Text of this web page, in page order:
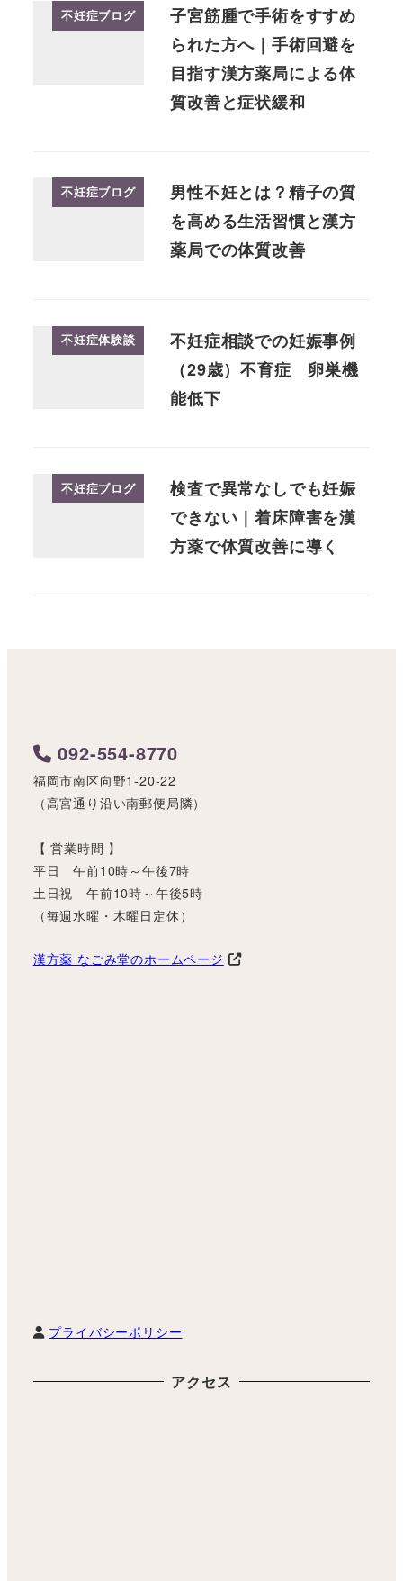
不妊症ブログ
子宮筋腫で手術をすすめ
られた方へ｜手術回避を
目指す漢方薬局による体
質改善と症状緩和
不妊症ブログ
男性不妊とは？精子の質
を高める生活習慣と漢方
薬局での体質改善
不妊症体験談
不妊症相談での妊娠事例
（29歳）不育症 卵巣機
能低下
不妊症ブログ
検査で異常なしでも妊娠
できない｜着床障害を漢
方薬で体質改善に導く
092-554-8770
福岡市南区向野1-20-22
（高宮通り沿い南郵便局隣）
【 営業時間 】
平日 午前10時～午後7時
土日祝 午前10時～午後5時
（毎週水曜・木曜日定休）
漢方薬 なごみ堂のホームページ
プライバシーポリシー
アクセス